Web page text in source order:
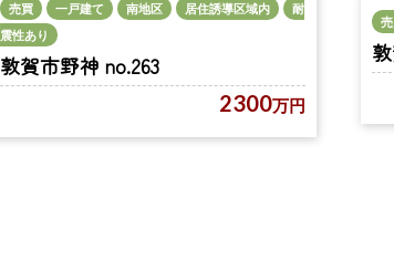
売買 一戸建て 南地区 居住誘導区域内
耐
震性あり
敦賀市野神 no.263
2300万円